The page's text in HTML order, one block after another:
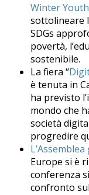
Winter
sottolineare
SDGs
povertà,
sostenibile.
La fiera “
è tenuta in
ha previsto
mondo che
società
progredire
Europe si è
conferenza
confronto